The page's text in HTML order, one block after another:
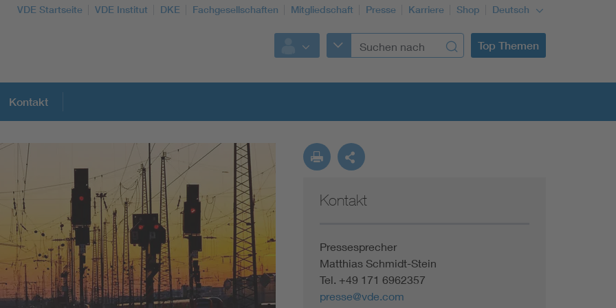
VDE Startseite VDE Institut DKE Fachgesellschaften Mitgliedschaft Presse Karriere Shop Deutsch
Top Themen
Weitere Themen
Assisted Living
Electromobility
Energy efficiency
Building Services Engineering
Information and communications technology ICT
Education + profession
Kontakt
Kontakt
Pressesprecher
Matthias Schmidt-Stein
Tel. +49 171 6962357
presse@vde.com